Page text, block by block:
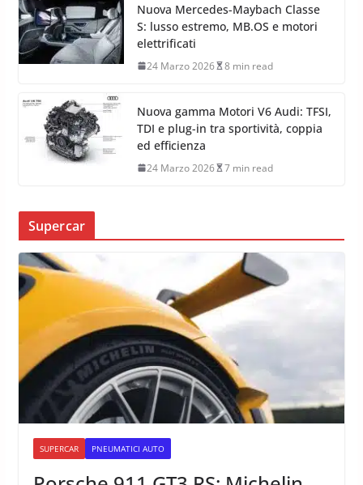
Nuova Mercedes-Maybach Classe
S: lusso estremo, MB.OS e motori
elettrificati
24 Marzo 2026 8 min read
Nuova gamma Motori V6 Audi: TFSI,
TDI e plug-in tra sportività, coppia
ed efficienza
24 Marzo 2026 7 min read
Supercar
SUPERCAR PNEUMATICI AUTO